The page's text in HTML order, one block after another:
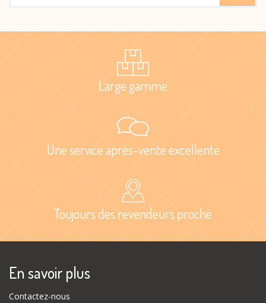
Large gamme
Une service après-vente excellente
Toujours des revendeurs proche
En savoir plus
Contactez-nous